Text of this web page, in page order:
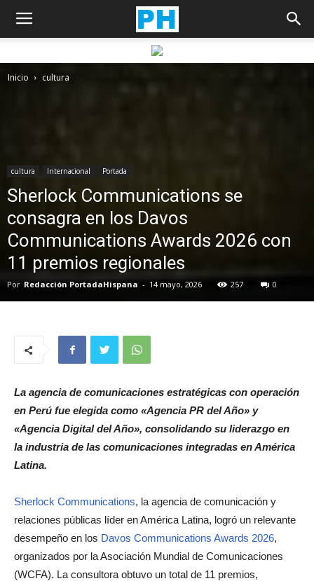
Inicio cultura
cultura Internacional Portada
Sherlock Communications se
consagra en los Davos
Communications Awards 2026 con
11 premios regionales
Por Redacción PortadaHispana - 14 mayo, 2026 257 0
La agencia de comunicaciones estratégicas con operación
en Perú fue elegida como «Agencia PR del Año» y
«Agencia Digital del Año», consolidando su liderazgo en
la industria de las comunicaciones integradas en América
Latina.
Sherlock Communications, la agencia de comunicación y
relaciones públicas líder en América Latina, logró un relevante
desempeño en los Davos Communications Awards 2026,
organizados por la Asociación Mundial de Comunicaciones
(WCFA). La consultora obtuvo un total de 11 premios,